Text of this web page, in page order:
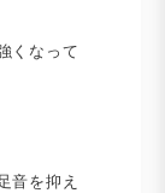
くなって
音を抑え